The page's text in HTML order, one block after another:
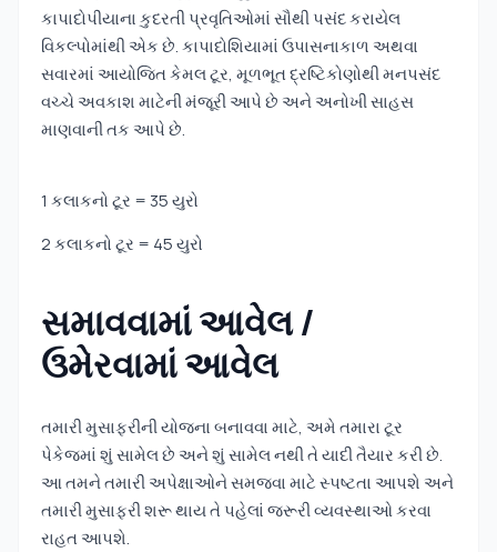
કાપાદોપીયાના કુદરતી પ્રવૃતિઓમાં સૌથી પસંદ કરાયેલ
વિકલ્પોમાંથી એક છે. કાપાદોશિયામાં ઉપાસનાકાળ અથવા
સવારમાં આયોજિત કેમલ ટૂર, મૂળભૂત દ્રષ્ટિકોણોથી મનપસંદ
વચ્ચે અવકાશ માટેની મંજૂરી આપે છે અને અનોખી સાહસ
માણવાની તક આપે છે.
1 કલાકનો ટૂર = 35 યુરો
2 કલાકનો ટૂર = 45 યુરો
સમાવવામાં આવેલ /
ઉમેરવામાં આવેલ
તમારી મુસાફરીની યોજના બનાવવા માટે, અમે તમારા ટૂર
પેકેજમાં શું સામેલ છે અને શું સામેલ નથી તે યાદી તૈયાર કરી છે.
આ તમને તમારી અપેક્ષાઓને સમજવા માટે સ્પષ્ટતા આપશે અને
તમારી મુસાફરી શરૂ થાય તે પહેલાં જરૂરી વ્યવસ્થાઓ કરવા
રાહત આપશે.